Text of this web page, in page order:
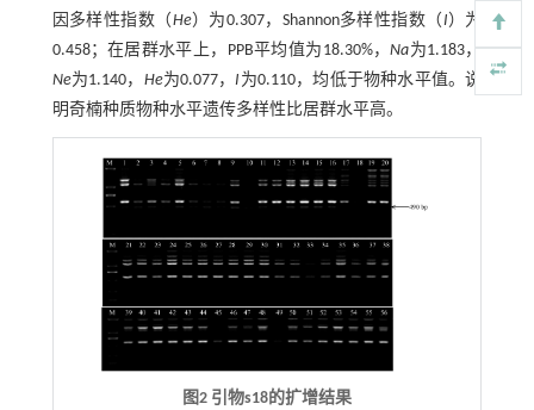
因多样性指数（He）为0.307，Shannon多样性指数（I）为
0.458；在居群水平上，PPB平均值为18.30%，Na为1.183，
Ne为1.140， He为0.077，I 为0.110，均低于物种水平值。说
明奇楠种质物种水平遗传多样性比居群水平高。
图2 引物s18的扩增结果